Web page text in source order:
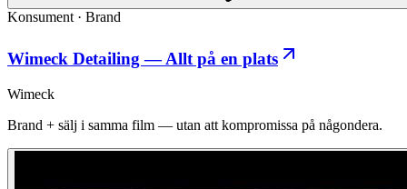
Konsument · Brand
Wimeck Detailing — Allt på en plats
Wimeck
Brand + sälj i samma film — utan att kompromissa på någondera.